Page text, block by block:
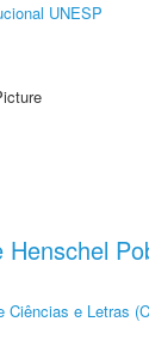
UNESP
Henschel
Ciências e Letras